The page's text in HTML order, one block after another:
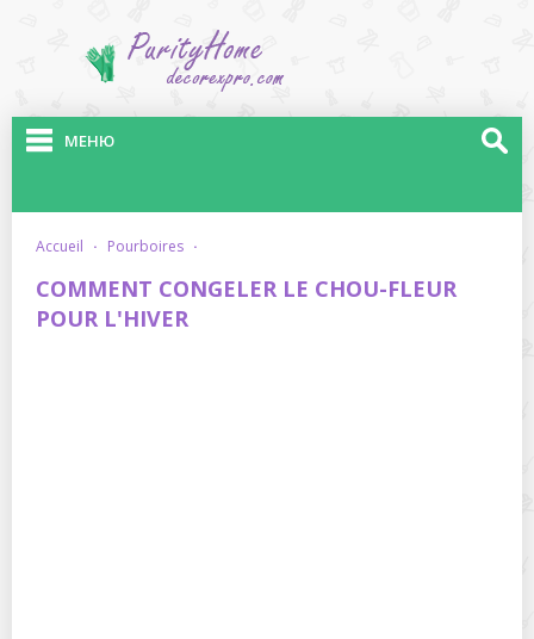
МЕНЮ
accueil · pourboires ·
COMMENT CONGELER LE CHOU-FLEUR
POUR L'HIVER